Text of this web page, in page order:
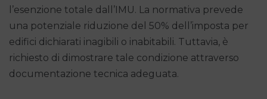
l’esenzione totale dall’IMU. La normativa prevede
una potenziale riduzione del 50% dell’imposta per
edifici dichiarati inagibili o inabitabili. Tuttavia, è
richiesto di dimostrare tale condizione attraverso
documentazione tecnica adeguata.